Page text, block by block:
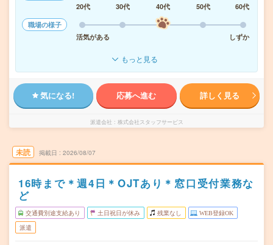
20代
30代 40代 50代
60代
職場の様子
活気がある
しずか
もっと見る
気になる! 応募へ進む 詳しく見る
派遣会社 株式会社スタッフサービス
未読 掲載日 2026/08/07
16時まで＊週4日＊OJTあり＊窓口受付業務な
ど
交通費別途支給あり 土日祝日が休み 残業なし WEB登録OK
派遣